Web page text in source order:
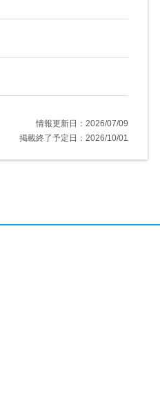
情報更新日：2026/07/09
掲載終了予定日：2026/10/01